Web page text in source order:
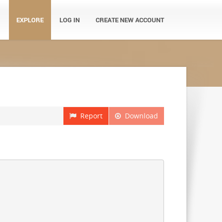
EXPLORE LOG IN CREATE NEW ACCOUNT
Download
Report